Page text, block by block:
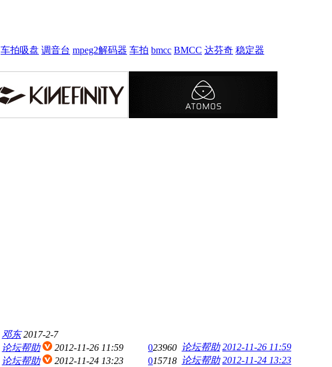
车拍吸盘 调音台 mpeg2解码器 车拍 bmcc BMCC 达芬奇 稳定器
邓东 2017-2-7
论坛帮助 2012-11-26 11:59 023960 论坛帮助 2012-11-26 11:59
论坛帮助 2012-11-24 13:23 015718 论坛帮助 2012-11-24 13:23